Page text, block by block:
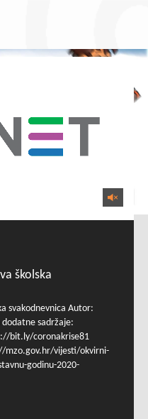
školska
svakodnevnica Autor:
dodatne sadržaje:
bit.ly/coronakrise81
mzo.gov.hr/vijesti/okvirni-
godinu-2020-